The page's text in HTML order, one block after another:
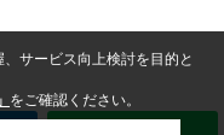
サービス向上検討を目的と
をご確認ください。